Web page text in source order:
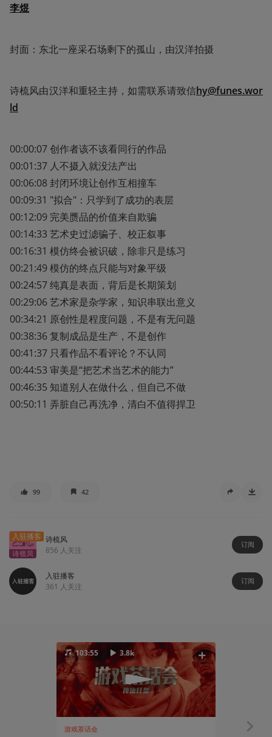
李煜
封面：东北一座采石场剩下的孤山，由汉洋拍摄
诗梳风由汉洋和重轻主持，如需联系请致信hy@funes.wor
ld
00:00:07 创作者该不该看同行的作品
00:01:37 人不摄入就没法产出
00:06:08 封闭环境让创作互相撞车
00:09:31 "拟合"：只学到了成功的表层
00:12:09 完美赝品的价值来自欺骗
00:14:33 艺术史过滤骗子、校正叙事
00:16:31 模仿终会被识破，除非只是练习
00:21:49 模仿的终点只能与对象平级
00:24:57 纯真是表面，背后是长期策划
00:29:06 艺术家是杂学家，知识串联出意义
00:34:21 原创性是程度问题，不是有无问题
00:38:36 复制成品是生产，不是创作
00:41:37 只看作品不看评论？不认同
00:44:53 审美是“把艺术当艺术的能力”
00:46:35 知道别人在做什么，但自己不做
00:50:11 弄脏自己再洗净，清白不值得捍卫
99 42
入驻播客
诗梳风
856 人关注
订阅
入驻播客
361 人关注
订阅
103:55 3.8k
游戏茶话会